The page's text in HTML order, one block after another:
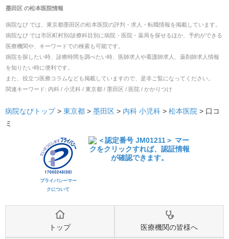
墨田区 の松本医院情報
病院なび では、 東京都墨田区の松本医院の評判・求人・転職情報を掲載しています。
病院なび では市区町村別/診療科目別に病院・医院・薬局を探せるほか、予約ができる
医療機関や、キーワードでの検索も可能です。
病院を探したい時、診療時間を調べたい時、医師求人や看護師求人、薬剤師求人情報
を知りたい時に便利です。
また、役立つ医療コラムなども掲載していますので、是非ご覧になってください。
関連キーワード: 内科 / 小児科 / 東京都 / 墨田区 / 医院 / かかりつけ
病院なびトップ > 東京都 > 墨田区 > 内科 小児科 > 松本医院 > 口コ
ミ
プライバシーマー
クについて
トップ 医療機関の皆様へ